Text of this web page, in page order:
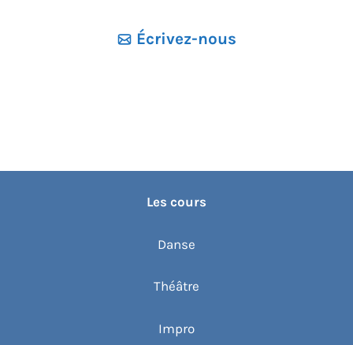
Écrivez-nous
Les cours
Danse
Théâtre
Impro